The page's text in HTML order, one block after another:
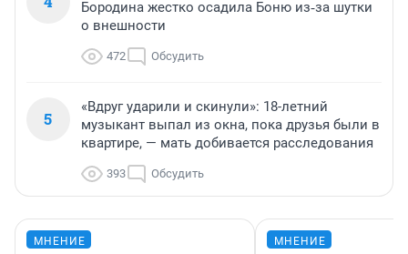
Бородина жестко осадила Боню из‑за шутки
о внешности
472 Обсудить
5
«Вдруг ударили и скинули»: 18-летний
музыкант выпал из окна, пока друзья были в
квартире, — мать добивается расследования
393 Обсудить
МНЕНИЕ МНЕНИЕ